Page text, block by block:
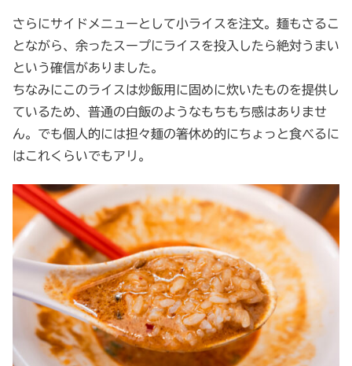
さらにサイドメニューとして小ライスを注文。麺もさるこ
とながら、余ったスープにライスを投入したら絶対うまい
という確信がありました。
ちなみにこのライスは炒飯用に固めに炊いたものを提供し
ているため、普通の白飯のようなもちもち感はありませ
ん。でも個人的には担々麺の箸休め的にちょっと食べるに
はこれくらいでもアリ。